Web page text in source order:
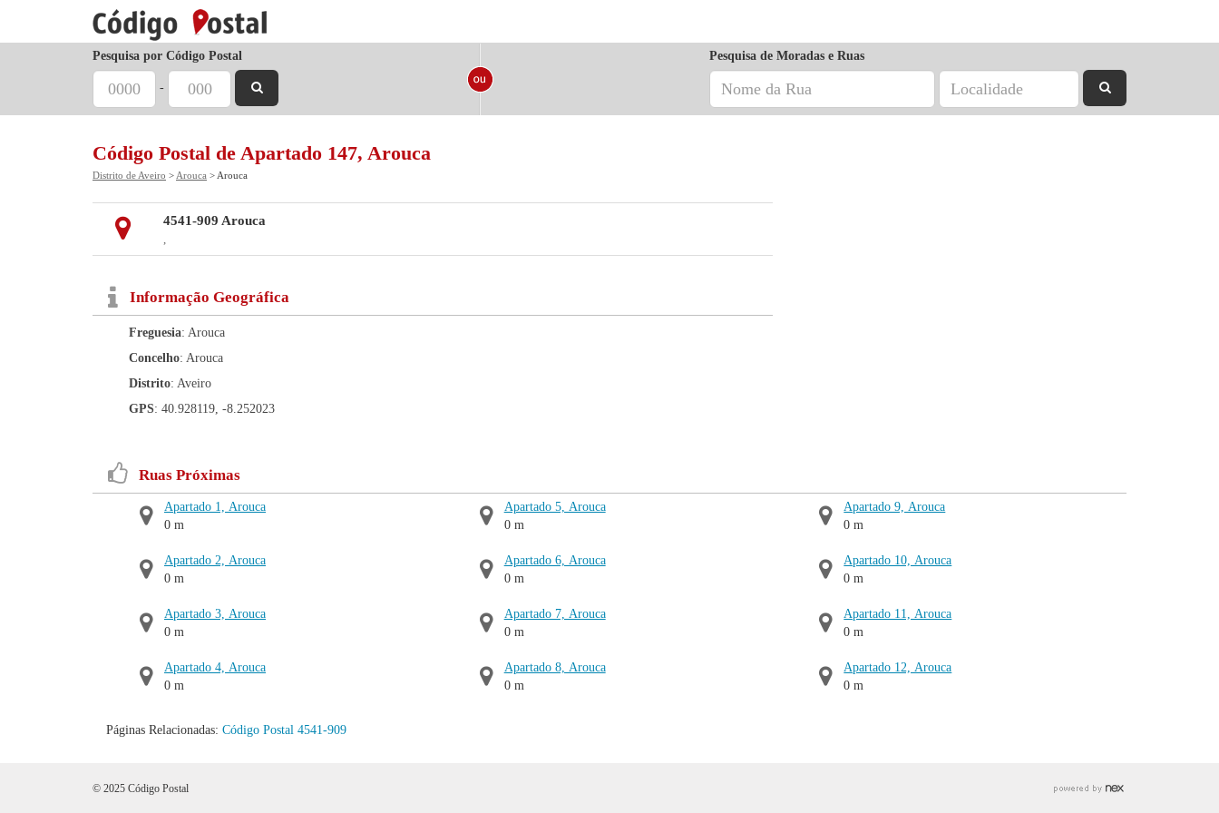
Pesquisa por Código Postal
-
Pesquisa de Moradas e Ruas
Código Postal de Apartado 147, Arouca
Distrito de Aveiro > Arouca > Arouca
4541-909 Arouca
,
Informação Geográfica
Freguesia: Arouca
Concelho: Arouca
Distrito: Aveiro
GPS: 40.928119, -8.252023
Ruas Próximas
Apartado 1, Arouca
0 m
Apartado 2, Arouca
0 m
Apartado 3, Arouca
0 m
Apartado 4, Arouca
0 m
Apartado 5, Arouca
0 m
Apartado 6, Arouca
0 m
Apartado 7, Arouca
0 m
Apartado 8, Arouca
0 m
Apartado 9, Arouca
0 m
Apartado 10, Arouca
0 m
Apartado 11, Arouca
0 m
Apartado 12, Arouca
0 m
Páginas Relacionadas: Código Postal 4541-909
© 2025 Código Postal